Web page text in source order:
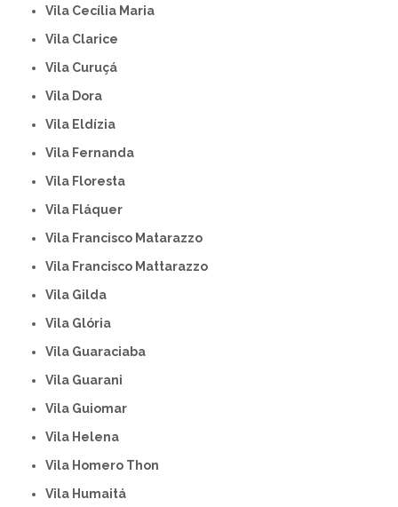
Vila Cecília Maria
Vila Clarice
Vila Curuçá
Vila Dora
Vila Eldízia
Vila Fernanda
Vila Floresta
Vila Fláquer
Vila Francisco Matarazzo
Vila Francisco Mattarazzo
Vila Gilda
Vila Glória
Vila Guaraciaba
Vila Guarani
Vila Guiomar
Vila Helena
Vila Homero Thon
Vila Humaitá